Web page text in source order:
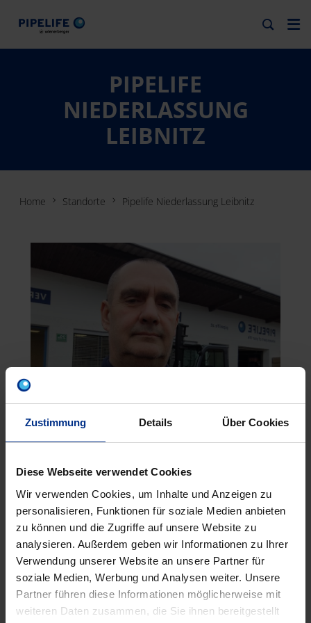
Zustimmung Details Über Cookies
Diese Webseite verwendet Cookies
Wir verwenden Cookies, um Inhalte und Anzeigen zu
personalisieren, Funktionen für soziale Medien anbieten
zu können und die Zugriffe auf unsere Website zu
analysieren. Außerdem geben wir Informationen zu Ihrer
Verwendung unserer Website an unsere Partner für
soziale Medien, Werbung und Analysen weiter. Unsere
Partner führen diese Informationen möglicherweise mit
weiteren Daten zusammen, die Sie ihnen bereitgestellt
PIPELIFE
NIEDERLASSUNG
LEIBNITZ
Home Standorte Pipelife Niederlassung Leibnitz
Anschrift:
8430 Leibnitz
Telefon: 03452/ 826 57
Fax:03452/ 826 57-20
E-Mail: office.leibnitz@pipelife.com
Niederlassungsleiter: Hr. Erich Kresnik
Öffnungszeiten ab 2. März 2026: